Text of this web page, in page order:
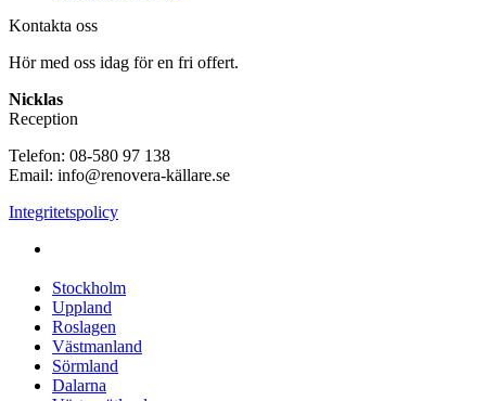
Kontakta oss
Hör med oss idag för en fri offert.
Nicklas
Reception
Telefon: 08-580 97 138
Email: info@renovera-källare.se
Integritetspolicy
Stockholm
Uppland
Roslagen
Västmanland
Sörmland
Dalarna